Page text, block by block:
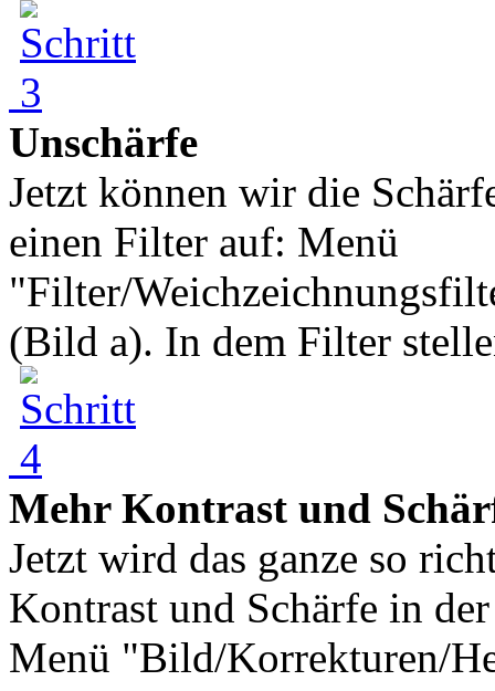
Unschärfe
Jetzt können wir die
einen Filter auf: Menü
"Filter/
(Bild a). In dem Filter
Mehr Kontrast und
Jetzt wird das ganze so
Kontrast und Schärfe in
Menü "Bild/Korrekturen/